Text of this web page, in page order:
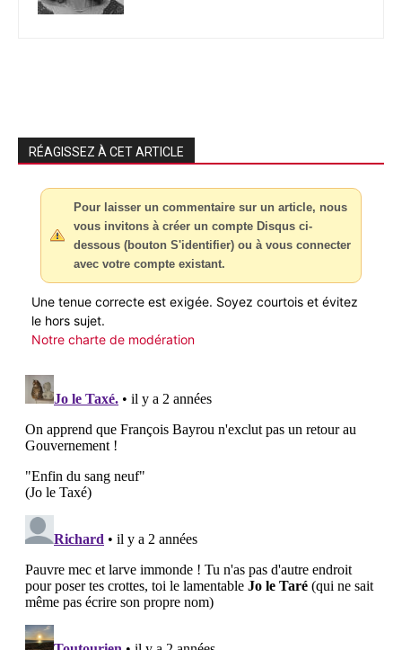
RÉAGISSEZ À CET ARTICLE
Pour laisser un commentaire sur un article, nous
vous invitons à créer un compte Disqus ci-
dessous (bouton S'identifier) ou à vous connecter
avec votre compte existant.
Une tenue correcte est exigée. Soyez courtois et évitez
le hors sujet.
Notre charte de modération